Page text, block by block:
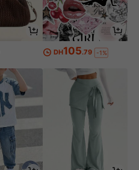
DH105.79 -1%